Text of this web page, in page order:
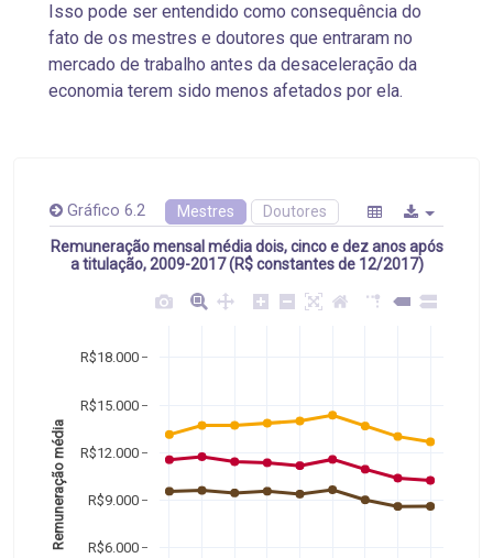
Isso pode ser entendido como consequência do
fato de os mestres e doutores que entraram no
mercado de trabalho antes da desaceleração da
economia terem sido menos afetados por ela.
Gráfico 6.2 Mestres Doutores
Remuneração mensal média dois, cinco e dez anos após
a titulação, 2009-2017 (R$ constantes de 12/2017)
R$6.000
R$9.000
R$12.000
R$15.000
R$18.000
Remuneração média